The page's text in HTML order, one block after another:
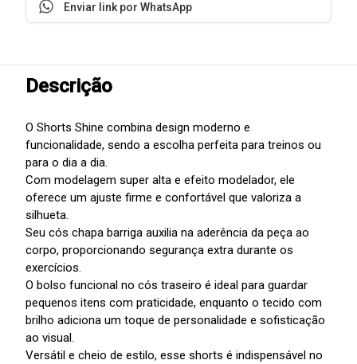
Enviar link por WhatsApp
Descrição
O Shorts Shine combina design moderno e
funcionalidade, sendo a escolha perfeita para treinos ou
para o dia a dia.
Com modelagem super alta e efeito modelador, ele
oferece um ajuste firme e confortável que valoriza a
silhueta.
Seu cós chapa barriga auxilia na aderência da peça ao
corpo, proporcionando segurança extra durante os
exercícios.
O bolso funcional no cós traseiro é ideal para guardar
pequenos itens com praticidade, enquanto o tecido com
brilho adiciona um toque de personalidade e sofisticação
ao visual.
Versátil e cheio de estilo, esse shorts é indispensável no